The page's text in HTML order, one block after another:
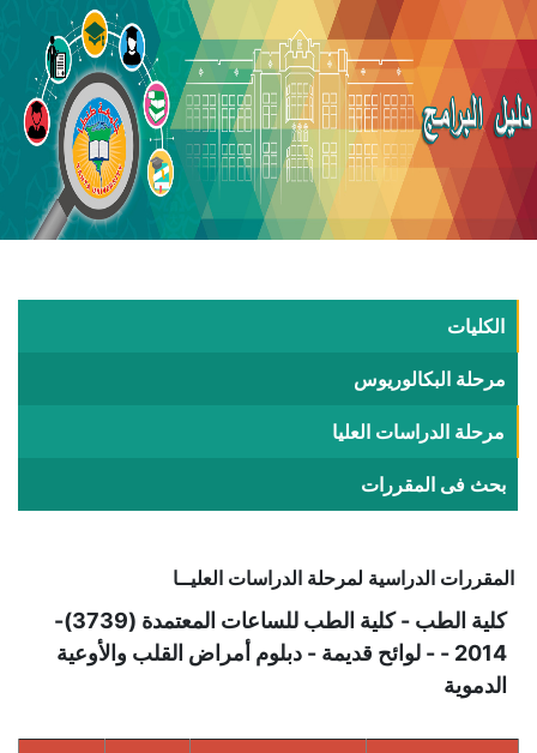
الكليات
مرحلة البكالوريوس
مرحلة الدراسات العليا
بحث فى المقررات
المقررات الدراسية لمرحلة الدراسات العليــا
كلية الطب - كلية الطب للساعات المعتمدة (3739)-
2014 - - لوائح قديمة - دبلوم أمراض القلب والأوعية
الدموية